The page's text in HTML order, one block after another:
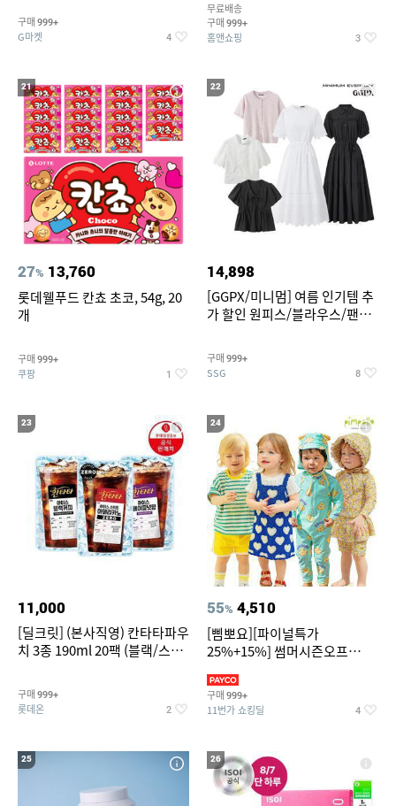
구매 999+
G마켓 4
무료배송
구매 999+
홈앤쇼핑 3
21
27% 13,760
롯데웰푸드 칸쵸 초코, 54g, 20
개
구매 999+
쿠팡 1
22
14,898
[GGPX/미니멈] 여름 인기템 추
가 할인 원피스/블라우스/팬츠
구매 999+
SSG 8
23
11,000
[딜크릿] (본사직영) 칸타타파우
치 3종 190ml 20팩 (블랙/스위
구매 999+
롯데온 2
24
55% 4,510
[삠뽀요][파이널특가
25%+15%] 썸머시즌오프
영복/티셔츠/
구매 999+
11번가 쇼킹딜 4
25 26